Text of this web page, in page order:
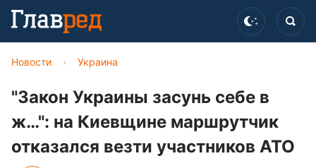
Новости › Украина
"Закон Украины засунь себе в
ж…": на Киевщине маршрутчик
отказался везти участников АТО